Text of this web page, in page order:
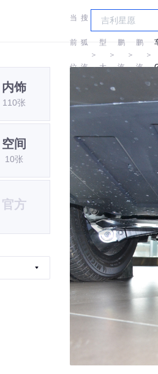
当
前
位
置:
搜
狐
汽
车
＞
车
型
大
＞
小
鹏
汽
＞
鹏
汽
＞
内饰
110张
空间
10张
官方